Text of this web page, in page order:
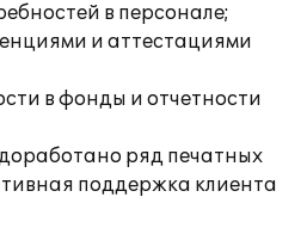
в персонале;
и аттестациями
в фонды и отчетности
ряд печатных
поддержка клиента